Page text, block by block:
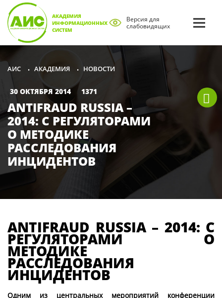
АКАДЕМИЯ
ИНФОРМАЦИОННЫХ
СИСТЕМ
Версия для
слабовидящих
АИС • АКАДЕМИЯ • НОВОСТИ
30 ОКТЯБРЯ 2014 1371
ANTIFRAUD RUSSIA –
2014: С РЕГУЛЯТОРАМИ
О МЕТОДИКЕ
РАССЛЕДОВАНИЯ
ИНЦИДЕНТОВ
ANTIFRAUD RUSSIA – 2014: С
РЕГУЛЯТОРАМИ О
МЕТОДИКЕ
РАССЛЕДОВАНИЯ
ИНЦИДЕНТОВ
Одним из центральных мероприятий конференции